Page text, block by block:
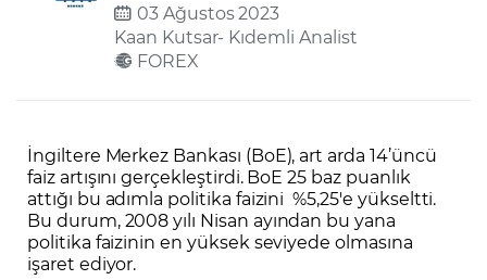
Şifremi Unuttum03 Ağustos 2023
Kaan Kutsar- Kıdemli Analist
FOREX
İngiltere Merkez Bankası (BoE), art arda 14’üncü
faiz artışını gerçekleştirdi. BoE 25 baz puanlık
attığı bu adımla politika faizini %5,25'e yükseltti.
Bu durum, 2008 yılı Nisan ayından bu yana
politika faizinin en yüksek seviyede olmasına
işaret ediyor.